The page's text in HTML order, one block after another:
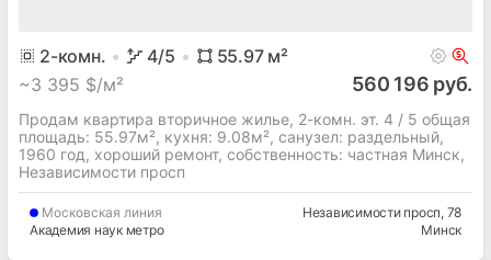
2-комн. 4/5 55.97м²
~3 395 $/м² 560 196 руб.
Продам квартира вторичное жилье, 2-комн. эт. 4 / 5 общая
площадь: 55.97м², кухня: 9.08м², cанузел: раздельный,
1960 год, хороший ремонт, собственность: частная Минск,
Независимости просп
Московская линия
Академия наук метро
Независимости просп, 78
Минск